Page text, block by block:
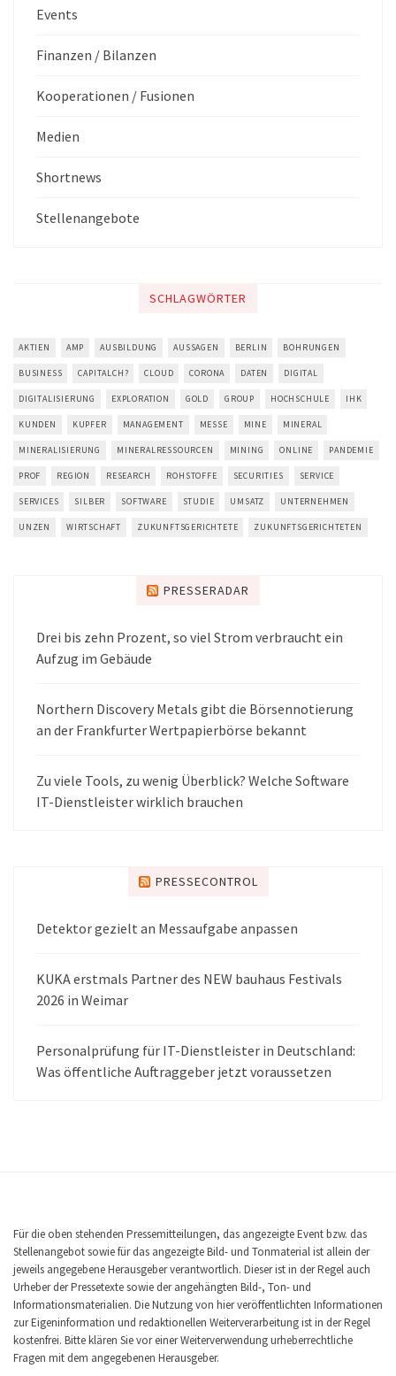
Events
Finanzen / Bilanzen
Kooperationen / Fusionen
Medien
Shortnews
Stellenangebote
SCHLAGWÖRTER
AKTIEN AMP AUSBILDUNG AUSSAGEN BERLIN BOHRUNGEN
BUSINESS CAPITALCH? CLOUD CORONA DATEN DIGITAL
DIGITALISIERUNG EXPLORATION GOLD GROUP HOCHSCHULE IHK
KUNDEN KUPFER MANAGEMENT MESSE MINE MINERAL
MINERALISIERUNG MINERALRESSOURCEN MINING ONLINE PANDEMIE
PROF REGION RESEARCH ROHSTOFFE SECURITIES SERVICE
SERVICES SILBER SOFTWARE STUDIE UMSATZ UNTERNEHMEN
UNZEN WIRTSCHAFT ZUKUNFTSGERICHTETE ZUKUNFTSGERICHTETEN
PRESSERADAR
Drei bis zehn Prozent, so viel Strom verbraucht ein
Aufzug im Gebäude
Northern Discovery Metals gibt die Börsennotierung
an der Frankfurter Wertpapierbörse bekannt
Zu viele Tools, zu wenig Überblick? Welche Software
IT-Dienstleister wirklich brauchen
PRESSECONTROL
Detektor gezielt an Messaufgabe anpassen
KUKA erstmals Partner des NEW bauhaus Festivals
2026 in Weimar
Personalprüfung für IT-Dienstleister in Deutschland:
Was öffentliche Auftraggeber jetzt voraussetzen
Für die oben stehenden Pressemitteilungen, das angezeigte Event bzw. das
Stellenangebot sowie für das angezeigte Bild- und Tonmaterial ist allein der
jeweils angegebene Herausgeber verantwortlich. Dieser ist in der Regel auch
Urheber der Pressetexte sowie der angehängten Bild-, Ton- und
Informationsmaterialien. Die Nutzung von hier veröffentlichten Informationen
zur Eigeninformation und redaktionellen Weiterverarbeitung ist in der Regel
kostenfrei. Bitte klären Sie vor einer Weiterverwendung urheberrechtliche
Fragen mit dem angegebenen Herausgeber.